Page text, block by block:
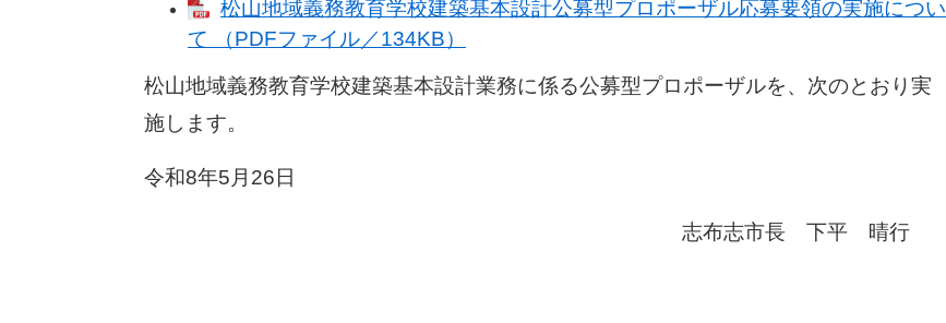
松山地域義務教育学校建築基本設計公募型プロポーザル応募要領の実施につい
て （PDFファイル／134KB）
松山地域義務教育学校建築基本設計業務に係る公募型プロポーザルを、次のとおり実
施します。
令和8年5月26日
志布志市長 下平 晴行